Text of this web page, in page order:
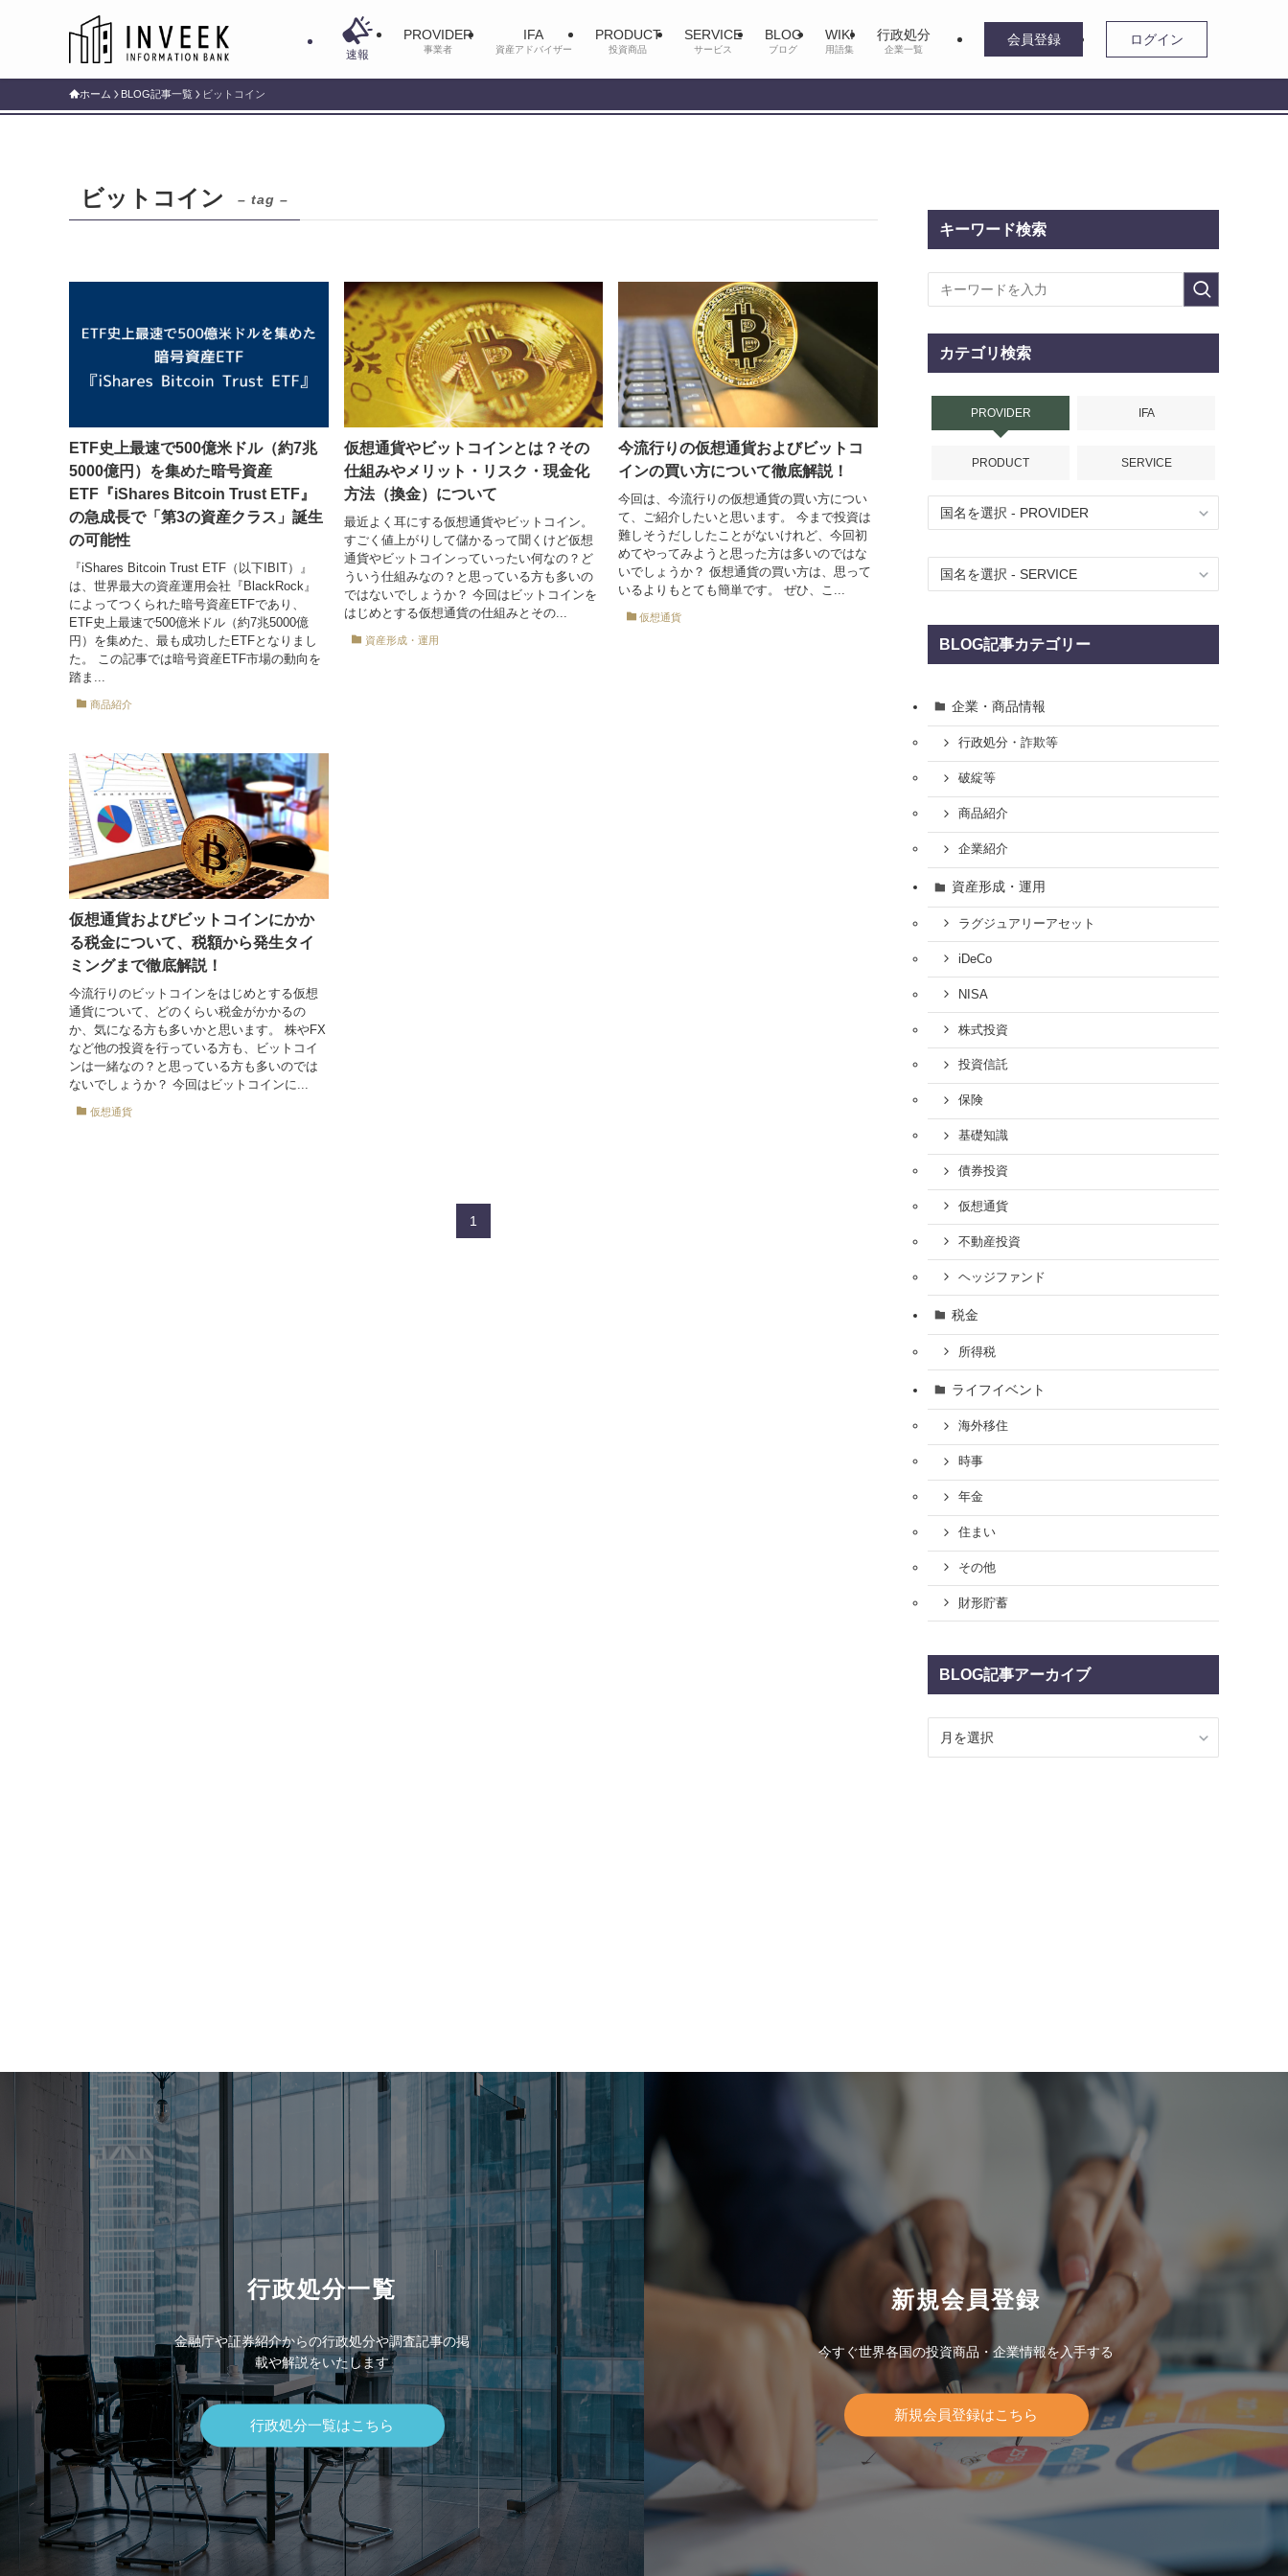
速報
PROVIDER
事業者
IFA
資産アドバイザー
PRODUCT
投資商品
SERVICE
サービス
BLOG
ブログ
WIKI
用語集
行政処分
企業一覧
会員登録 ログイン
ホーム BLOG記事一覧 ビットコイン
ビットコイン – tag –
ETF史上最速で500億米ドル（約7兆
5000億円）を集めた暗号資産
ETF『iShares Bitcoin Trust ETF』
の急成長で「第3の資産クラス」誕生
の可能性
『iShares Bitcoin Trust ETF（以下IBIT）』
は、世界最大の資産運用会社『BlackRock』
によってつくられた暗号資産ETFであり、
ETF史上最速で500億米ドル（約7兆5000億
円）を集めた、最も成功したETFとなりまし
た。 この記事では暗号資産ETF市場の動向を
踏ま...
商品紹介
仮想通貨やビットコインとは？その
仕組みやメリット・リスク・現金化
方法（換金）について
最近よく耳にする仮想通貨やビットコイン。
すごく値上がりして儲かるって聞くけど仮想
通貨やビットコインっていったい何なの？ど
ういう仕組みなの？と思っている方も多いの
ではないでしょうか？ 今回はビットコインを
はじめとする仮想通貨の仕組みとその...
資産形成・運用
今流行りの仮想通貨およびビットコ
インの買い方について徹底解説！
今回は、今流行りの仮想通貨の買い方につい
て、ご紹介したいと思います。 今まで投資は
難しそうだししたことがないけれど、今回初
めてやってみようと思った方は多いのではな
いでしょうか？ 仮想通貨の買い方は、思って
いるよりもとても簡単です。 ぜひ、こ...
仮想通貨
仮想通貨およびビットコインにかか
る税金について、税額から発生タイ
ミングまで徹底解説！
今流行りのビットコインをはじめとする仮想
通貨について、どのくらい税金がかかるの
か、気になる方も多いかと思います。 株やFX
など他の投資を行っている方も、ビットコイ
ンは一緒なの？と思っている方も多いのでは
ないでしょうか？ 今回はビットコインに...
仮想通貨
1
キーワード検索
カテゴリ検索
PROVIDER IFA
PRODUCT SERVICE
BLOG記事カテゴリー
企業・商品情報
行政処分・詐欺等
破綻等
商品紹介
企業紹介
資産形成・運用
ラグジュアリーアセット
iDeCo
NISA
株式投資
投資信託
保険
基礎知識
債券投資
仮想通貨
不動産投資
ヘッジファンド
税金
所得税
ライフイベント
海外移住
時事
年金
住まい
その他
財形貯蓄
BLOG記事アーカイブ
行政処分一覧
金融庁や証券紹介からの行政処分や調査記事の掲
載や解説をいたします
行政処分一覧はこちら
新規会員登録
今すぐ世界各国の投資商品・企業情報を入手する
新規会員登録はこちら